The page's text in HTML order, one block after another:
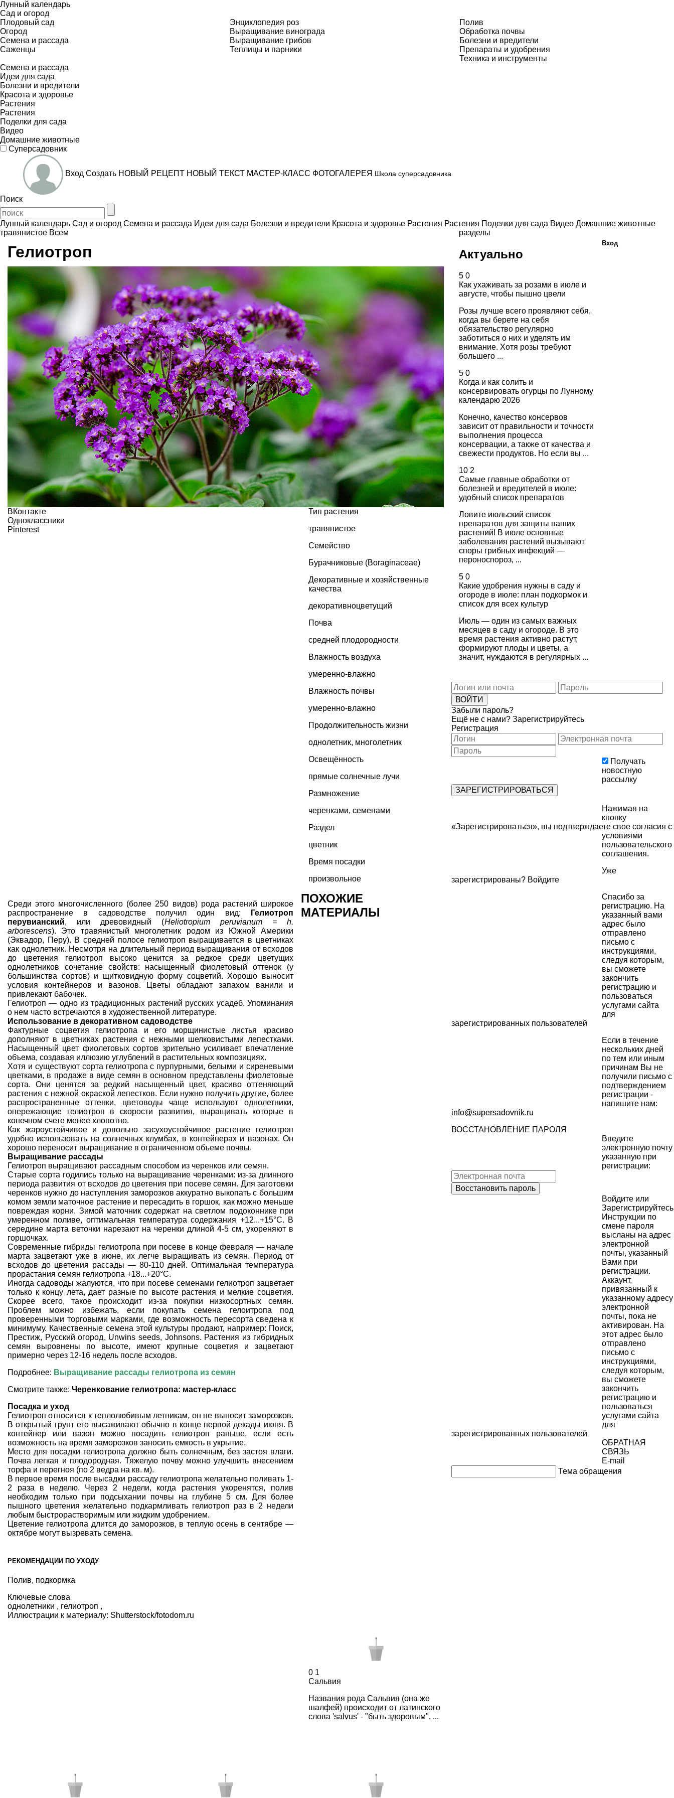
Лунный календарь
Сад и огород
Плодовый сад
Огород
Семена и рассада
Саженцы
Энциклопедия роз
Выращивание винограда
Выращивание грибов
Теплицы и парники
Полив
Обработка почвы
Болезни и вредители
Препараты и удобрения
Техника и инструменты
Семена и рассада
Идеи для сада
Болезни и вредители
Красота и здоровье
Растения
Растения
Поделки для сада
Видео
Домашние животные
Суперсадовник
Вход Создать НОВЫЙ РЕЦЕПТ НОВЫЙ ТЕКСТ МАСТЕР-КЛАСС ФОТОГАЛЕРЕЯ Школа суперсадовника
Поиск
Лунный календарь Сад и огород Семена и рассада Идеи для сада Болезни и вредители Красота и здоровье Растения Растения Поделки для сада Видео Домашние животные
травянистое Всем
Гелиотроп
ВКонтакте
Одноклассники
Pinterest
Тип растения
травянистое
Семейство
Бурачниковые (Boraginaceae)
Декоративные и хозяйственные
качества
декоративноцветущий
Почва
средней плодородности
Влажность воздуха
умеренно-влажно
Влажность почвы
умеренно-влажно
Продолжительность жизни
однолетник, многолетник
Освещённость
прямые солнечные лучи
Размножение
черенками, семенами
Раздел
цветник
Время посадки
произвольное
Среди этого многочисленного (более 250 видов) рода растений широкое
распространение в садоводстве получил один вид:
Гелиотроп
перувианский, или древовидный (Heliotropium peruvianum = h.
arborescens). Это травянистый многолетник родом из Южной Америки
(Эквадор, Перу). В средней полосе гелиотроп выращивается в цветниках
как однолетник. Несмотря на длительный период выращивания от всходов
до цветения гелиотроп высоко ценится за редкое среди цветущих
однолетников сочетание свойств: насыщенный фиолетовый оттенок (у
большинства сортов) и щитковидную форму соцветий. Хорошо выносит
условия контейнеров и вазонов. Цветы обладают запахом ванили и
привлекают бабочек.
Гелиотроп — одно из традиционных растений русских усадеб. Упоминания
о нем часто встречаются в художественной литературе.
Использование в декоративном садоводстве
Фактурные соцветия гелиотропа и его морщинистые листья красиво
дополняют в цветникахрастения с нежными шелковистыми лепестками.
Насыщенный цвет фиолетовых сортов зрительно усиливает впечатление
объема, создавая иллюзию углублений в растительных композициях.
Хотя и существуют сорта гелиотропа с пурпурными, белыми и сиреневыми
цветками, в продаже в виде семян в основном представлены фиолетовые
сорта. Они ценятся за редкий насыщенный цвет, красиво оттеняющий
растения с нежной окраской лепестков. Если нужно получить другие, более
распространенные оттенки, цветоводы чаще используют однолетники,
опережающие гелиотроп в скорости развития, выращивать которые в
конечном счете менее хлопотно.
Как жароустойчивое и довольно засухоустойчивое растение гелиотроп
удобно использовать на солнечных клумбах, в контейнерах и вазонах. Он
хорошо переносит выращивание в ограниченном объеме почвы.
Выращивание рассады
Гелиотроп выращивают рассадным способом из черенков или семян.
Старые сорта годились только на выращивание черенками: из-за длинного
периода развития от всходов до цветения при посеве семян. Для заготовки
черенков нужно до наступления заморозков аккуратно выкопать с большим
комом земли маточное растение и пересадить в горшок, как можно меньше
повреждая корни. Зимой маточник содержат на светлом подоконнике при
умеренном поливе, оптимальная температура содержания +12...+15°С. В
середине марта веточки нарезают на черенки длиной 4-5 см, укореняют в
горшочках.
Современные гибриды гелиотропа при посеве в конце февраля — начале
марта зацветают уже в июне, их легче выращивать из семян. Период от
всходов до цветения рассады — 80-110 дней. Оптимальная температура
прорастания семян гелиотропа +18...+20°С.
Иногда садоводы жалуются, что при посеве семенами гелиотроп зацветает
только к концу лета, дает разные по высоте растения и мелкие соцветия.
Скорее всего, такое происходит из-за покупки низкосортных семян.
Проблем можно избежать, если покупать семена гелоитропа под
проверенными торговыми марками, где возможность пересорта сведена к
минимуму. Качественные семенаэтой культуры продают, например: Поиск,
Престиж, Русский огород, Unwins seeds, Johnsons. Растения из гибридных
семян выровнены по высоте, имеют крупные соцветия и зацветают
примерно через 12-16 недель после всходов.
Подробнее: Выращивание рассады гелиотропа из семян
Смотрите также: Черенкование гелиотропа: мастер-класс
Посадка и уход
Гелиотроп относится к теплолюбивым летникам, он не выносит заморозков.
В открытый грунт его высаживают обычно в конце первой декады июня. В
контейнер или вазон можно посадить гелиотроп раньше, если есть
возможность на время заморозков заносить емкость в укрытие.
Место для посадки гелиотропа должно быть солнечным, без застоя влаги.
Почва легкая и плодородная. Тяжелую почву можно улучшить внесением
торфа и перегноя (по 2 ведра на кв. м).
В первое время после высадки рассаду гелиотропа желательно поливать 1-
2 раза в неделю. Через 2 недели, когда растения укоренятся, полив
необходим только при подсыхании почвы на глубине 5 см. Для более
пышного цветения желательно подкармливать гелиотроп раз в 2 недели
любым быстрорастворимым или жидким удобрением.
Цветение гелиотропа длится до заморозков, в теплую осень в сентябре —
октябре могут вызревать семена.
РЕКОМЕНДАЦИИ ПО УХОДУ
Полив, подкормка
Ключевые слова
однолетники , гелиотроп ,
Иллюстрации к материалу: Shutterstock/fotodom.ru
ПОХОЖИЕ
МАТЕРИАЛЫ
0 1
Сальвия
Названия рода Сальвия (она же
шалфей) происходит от латинского
слова 'salvus' - "быть здоровым", ...
разделы
Актуально
5 0
Как ухаживать за розами в июле и
августе, чтобы пышно цвели
Розы лучше всего проявляют себя,
когда вы берете на себя
обязательство регулярно
заботиться о них и уделять им
внимание. Хотя розы требуют
большего ...
5 0
Когда и как солить и
консервировать огурцы по Лунному
календарю 2026
Конечно, качество консервов
зависит от правильности и точности
выполнения процесса
консервации, а также от качества и
свежести продуктов. Но если вы ...
10 2
Самые главные обработки от
болезней и вредителей в июле:
удобный список препаратов
Ловите июльский список
препаратов для защиты ваших
растений! В июле основные
заболевания растений вызывают
споры грибных инфекций —
пероноспороз, ...
5 0
Какие удобрения нужны в саду и
огороде в июле: план подкормок и
список для всех культур
Июль — один из самых важных
месяцев в саду и огороде. В это
время растения активно растут,
формируют плоды и цветы, а
значит, нуждаются в регулярных ...
Вход
Забыли пароль?
Ещё не с нами? Зарегистрируйтесь
Регистрация
Получать
новостную
рассылку
Нажимая на
кнопку
«Зарегистрироваться», вы подтверждаете свое согласия с
условиями
пользовательского
соглашения.
Уже
зарегистрированы? Войдите
Спасибо за
регистрацию. На
указанный вами
адрес было
отправлено
письмо с
инструкциями,
следуя которым,
вы сможете
закончить
регистрацию и
пользоваться
услугами сайта
для
зарегистрированных пользователей
Если в течение
нескольких дней
по тем или иным
причинам Вы не
получили письмо с
подтверждением
регистрации -
напишите нам:
info@supersadovnik.ru
ВОССТАНОВЛЕНИЕ ПАРОЛЯ
Введите
электронную почту
указанную при
регистрации:
Войдите или
Зарегистрируйтесь
Инструкции по
смене пароля
высланы на адрес
электронной
почты, указанный
Вами при
регистрации.
Аккаунт,
привязанный к
указанному адресу
электронной
почты, пока не
активирован. На
этот адрес было
отправлено
письмо с
инструкциями,
следуя которым,
вы сможете
закончить
регистрацию и
пользоваться
услугами сайта
для
зарегистрированных пользователей
ОБРАТНАЯ
СВЯЗЬ
E-mail
Тема обращения